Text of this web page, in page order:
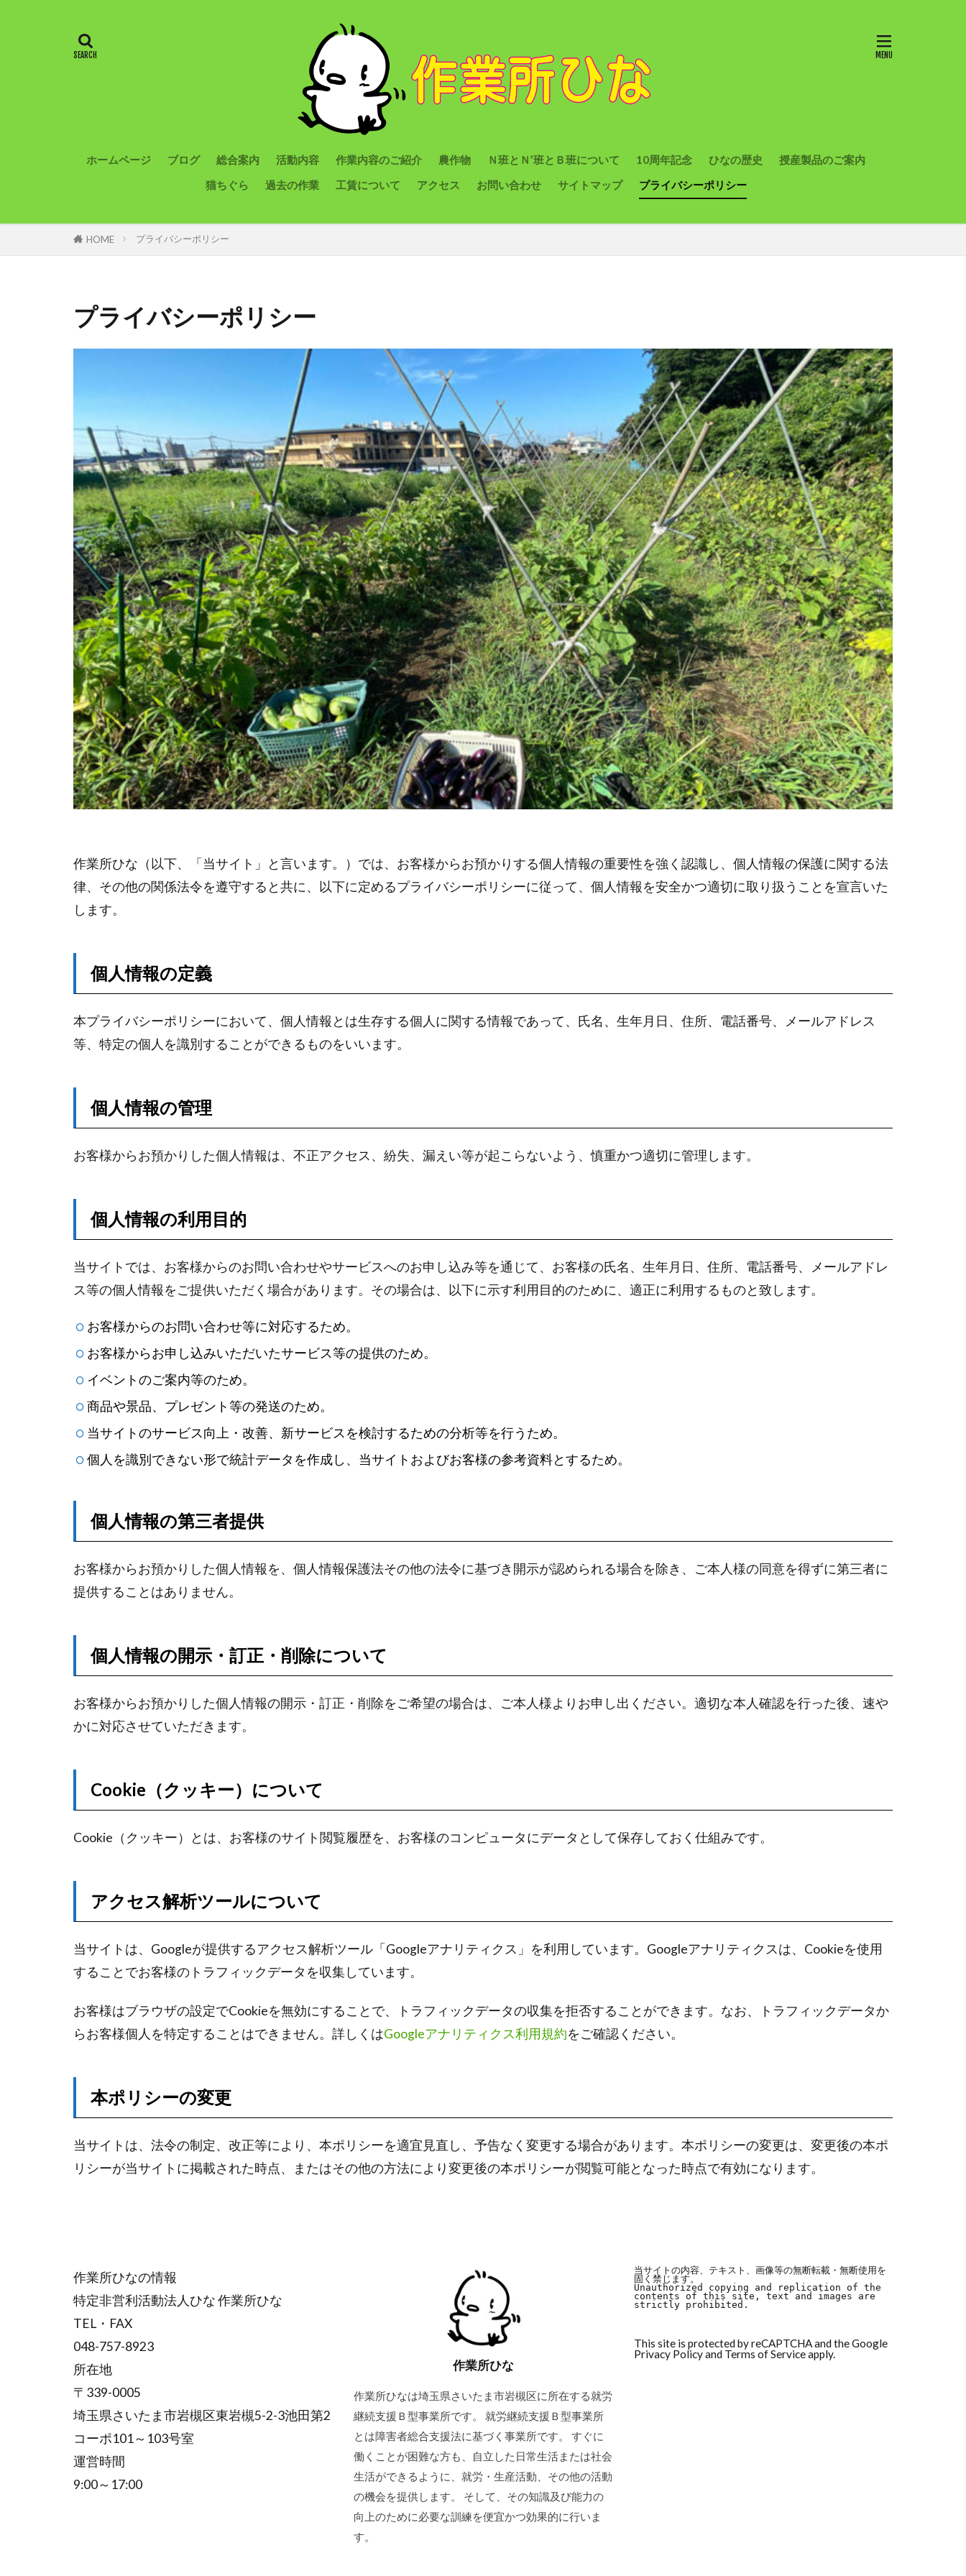
ホームページ ブログ 総合案内 活動内容 作業内容のご紹介 農作物 Ｎ班とＮ’班とＢ班について 10周年記念 ひなの歴史
授産製品のご案内
猫ちぐら
過去の作業 工賃について アクセス お問い合わせ サイトマップ プライバシーポリシー
HOME プライバシーポリシー
プライバシーポリシー
作業所ひな（以下、「当サイト」と言います。）では、お客様からお預かりする個人情報の重要性を強く認識し、個人情報の保護に関する法
律、その他の関係法令を遵守すると共に、以下に定めるプライバシーポリシーに従って、個人情報を安全かつ適切に取り扱うことを宣言いた
します。
個人情報の定義
本プライバシーポリシーにおいて、個人情報とは生存する個人に関する情報であって、氏名、生年月日、住所、電話番号、メールアドレス
等、特定の個人を識別することができるものをいいます。
個人情報の管理
お客様からお預かりした個人情報は、不正アクセス、紛失、漏えい等が起こらないよう、慎重かつ適切に管理します。
個人情報の利用目的
当サイトでは、お客様からのお問い合わせやサービスへのお申し込み等を通じて、お客様の氏名、生年月日、住所、電話番号、メールアドレ
ス等の個人情報をご提供いただく場合があります。その場合は、以下に示す利用目的のために、適正に利用するものと致します。
お客様からのお問い合わせ等に対応するため。
お客様からお申し込みいただいたサービス等の提供のため。
イベントのご案内等のため。
商品や景品、プレゼント等の発送のため。
当サイトのサービス向上・改善、新サービスを検討するための分析等を行うため。
個人を識別できない形で統計データを作成し、当サイトおよびお客様の参考資料とするため。
個人情報の第三者提供
お客様からお預かりした個人情報を、個人情報保護法その他の法令に基づき開示が認められる場合を除き、ご本人様の同意を得ずに第三者に
提供することはありません。
個人情報の開示・訂正・削除について
お客様からお預かりした個人情報の開示・訂正・削除をご希望の場合は、ご本人様よりお申し出ください。適切な本人確認を行った後、速や
かに対応させていただきます。
Cookie（クッキー）について
Cookie（クッキー）とは、お客様のサイト閲覧履歴を、お客様のコンピュータにデータとして保存しておく仕組みです。
アクセス解析ツールについて
当サイトは、Googleが提供するアクセス解析ツール「Googleアナリティクス」を利用しています。Googleアナリティクスは、Cookieを使用
することでお客様のトラフィックデータを収集しています。
お客様はブラウザの設定でCookieを無効にすることで、トラフィックデータの収集を拒否することができます。なお、トラフィックデータか
らお客様個人を特定することはできません。詳しくはGoogleアナリティクス利用規約をご確認ください。
本ポリシーの変更
当サイトは、法令の制定、改正等により、本ポリシーを適宜見直し、予告なく変更する場合があります。本ポリシーの変更は、変更後の本ポ
リシーが当サイトに掲載された時点、またはその他の方法により変更後の本ポリシーが閲覧可能となった時点で有効になります。
作業所ひなの情報
特定非営利活動法人ひな 作業所ひな
TEL・FAX
048-757-8923
所在地
〒339-0005
埼玉県さいたま市岩槻区東岩槻5-2-3池田第2
コーポ101～103号室
運営時間
9:00～17:00
作業所ひな
作業所ひなは埼玉県さいたま市岩槻区に所在する就労
継続支援Ｂ型事業所です。 就労継続支援Ｂ型事業所
とは障害者総合支援法に基づく事業所です。 すぐに
働くことが困難な方も、自立した日常生活または社会
生活ができるように、就労・生産活動、その他の活動
の機会を提供します。 そして、その知識及び能力の
向上のために必要な訓練を便宜かつ効果的に行いま
す。
当サイトの内容、テキスト、画像等の無断転載・無断使用を
固く禁じます。
Unauthorized copying and replication of the
contents of this site, text and images are
strictly prohibited.
This site is protected by reCAPTCHA and the Google
Privacy Policyand Terms of Serviceapply.